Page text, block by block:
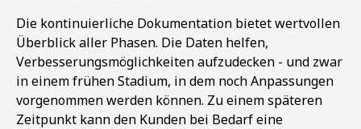
Die kontinuierliche Dokumentation bietet wertvollen
Überblick aller Phasen. Die Daten helfen,
Verbesserungsmöglichkeiten aufzudecken - und zwar
in einem frühen Stadium, in dem noch Anpassungen
vorgenommen werden können. Zu einem späteren
Zeitpunkt kann den Kunden bei Bedarf eine